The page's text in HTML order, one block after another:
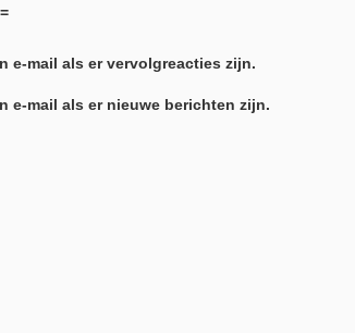
=
e-mail als er vervolgreacties zijn.
e-mail als er nieuwe berichten zijn.